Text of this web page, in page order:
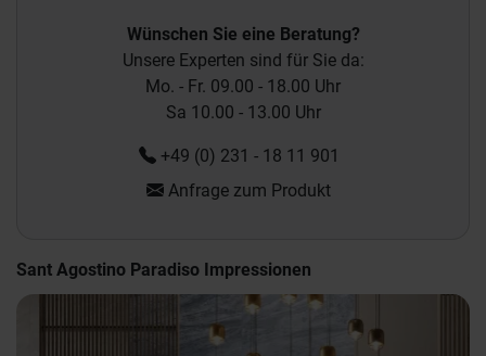
Wünschen Sie eine Beratung?
Unsere Experten sind für Sie da:
Mo. - Fr. 09.00 - 18.00 Uhr
Sa 10.00 - 13.00 Uhr
+49 (0) 231 - 18 11 901
Anfrage zum Produkt
Sant Agostino Paradiso Impressionen